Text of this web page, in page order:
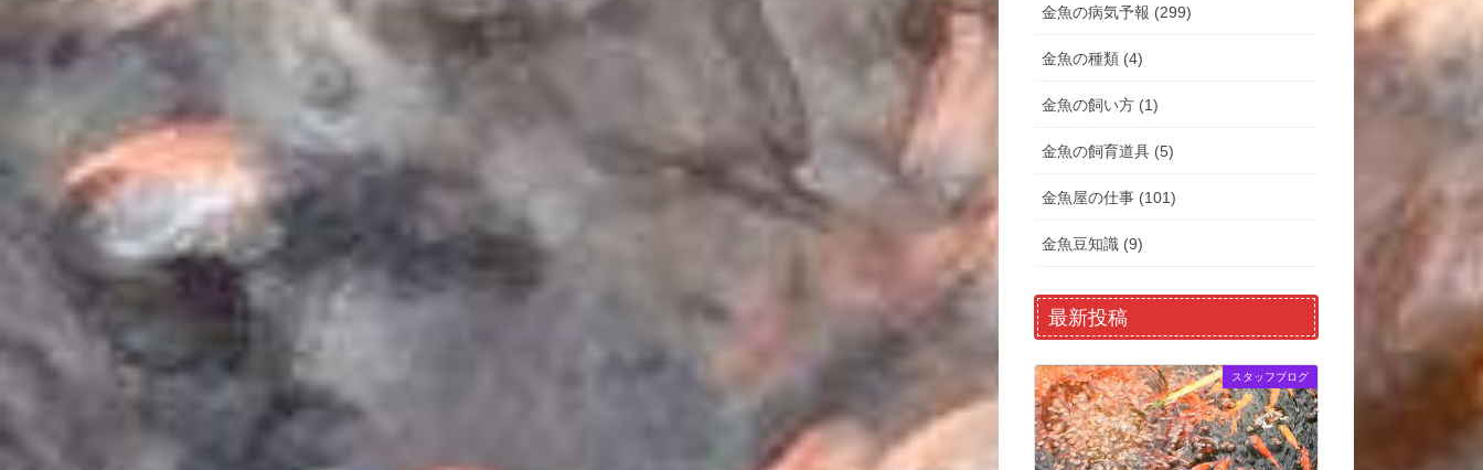
金魚の病気予報 (299)
金魚の種類 (4)
金魚の飼い方 (1)
金魚の飼育道具 (5)
金魚屋の仕事 (101)
金魚豆知識 (9)
最新投稿
スタッフブログ